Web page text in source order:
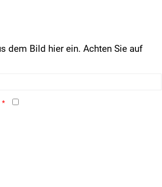
dem Bild hier ein. Achten Sie auf